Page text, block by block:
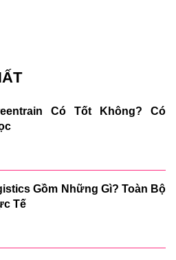
Có Tốt Không? Có
Gồm Những Gì? Toàn Bộ
Tế